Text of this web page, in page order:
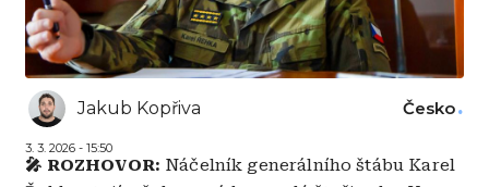
Jakub Kopřiva
3. 3. 2026 - 15:50
Česko
🎤 ROZHOVOR: Náčelník generálního štábu Karel